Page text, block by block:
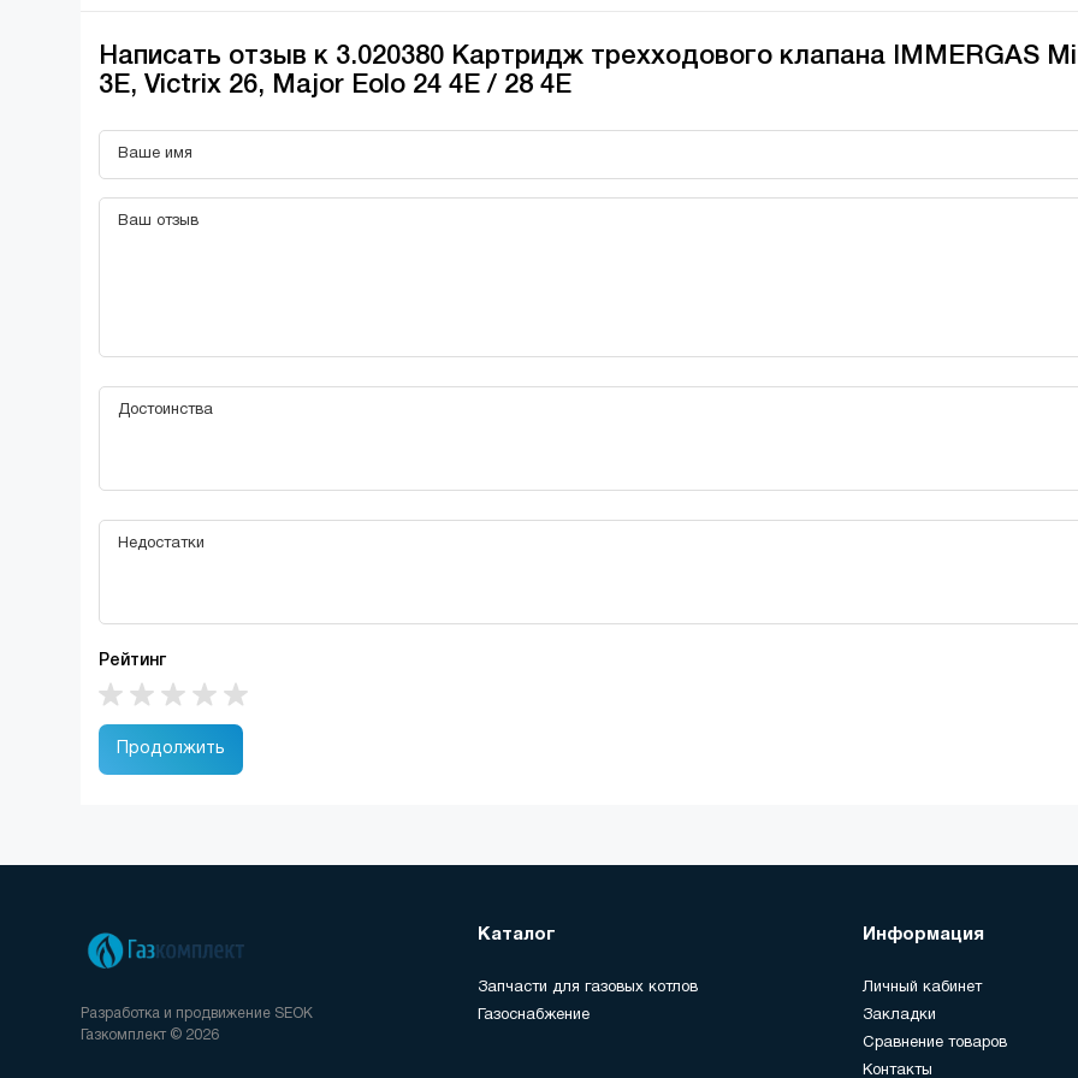
Написать отзыв к 3.020380 Картридж трехходового клапана IMMERGAS
3E, Victrix 26, Major Eolo 24 4E / 28 4E
Рейтинг
Продолжить
Разработка и продвижение SEOK
Газкомплект © 2026
Каталог
Запчасти для газовых котлов
Газоснабжение
Информация
Личный кабинет
Закладки
Сравнение товаров
Контакты